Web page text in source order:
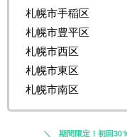
札幌市手稲区
札幌市豊平区
札幌市西区
札幌市東区
札幌市南区
期間限定！初回30